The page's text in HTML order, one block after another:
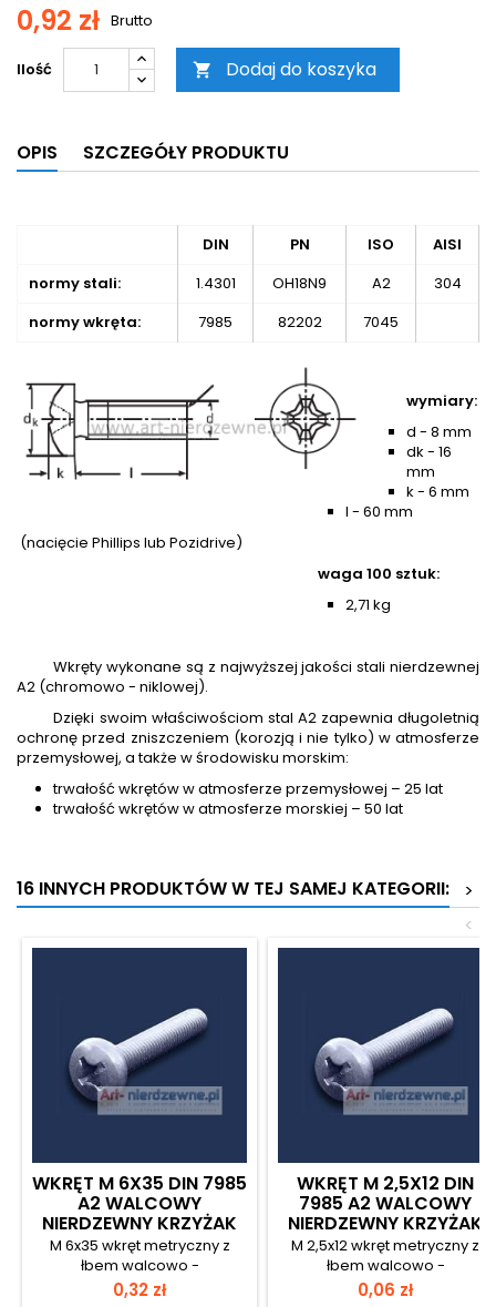
0,92 zł Brutto
Ilość  Dodaj do koszyka
OPIS SZCZEGÓŁY PRODUKTU
DIN PN ISO
AISI
normy stali:
1.4301 OH18N9 A2
304
normy wkręta:
7985 82202 7045
wymiary:
d - 8 mm
dk - 16
mm
k - 6 mm
l - 60 mm
(nacięcie Phillips lub Pozidrive)
waga 100 sztuk:
2,71 kg
Wkręty wykonane są z najwyższej jakości stali nierdzewnej
A2 (chromowo - niklowej).
Dzięki swoim właściwościom stal A2 zapewnia długoletnią
ochronę przed zniszczeniem (korozją i nie tylko) w atmosferze
przemysłowej, a także w środowisku morskim:
trwałość wkrętów w atmosferze przemysłowej – 25 lat
trwałość wkrętów w atmosferze morskiej – 50 lat
16 INNYCH PRODUKTÓW W TEJ SAMEJ KATEGORII:
>
<
WKRĘT M 6X35 DIN 7985
A2 WALCOWY
NIERDZEWNY KRZYŻAK
M 6x35 wkręt metryczny z
łbem walcowo -
soczewkowym (wypukłym) i
Cena
0,32 zł
WKRĘT M 2,5X12 DIN
7985 A2 WALCOWY
NIERDZEWNY KRZYŻAK
M 2,5x12 wkręt metryczny z
łbem walcowo -
soczewkowym (wypukłym) i
Cena
0,06 zł